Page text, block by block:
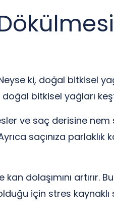
ki, doğal bitkisel
bitkisel yağları
ve saç derisine
saçınıza parlaklık
dolaşımını
için stres